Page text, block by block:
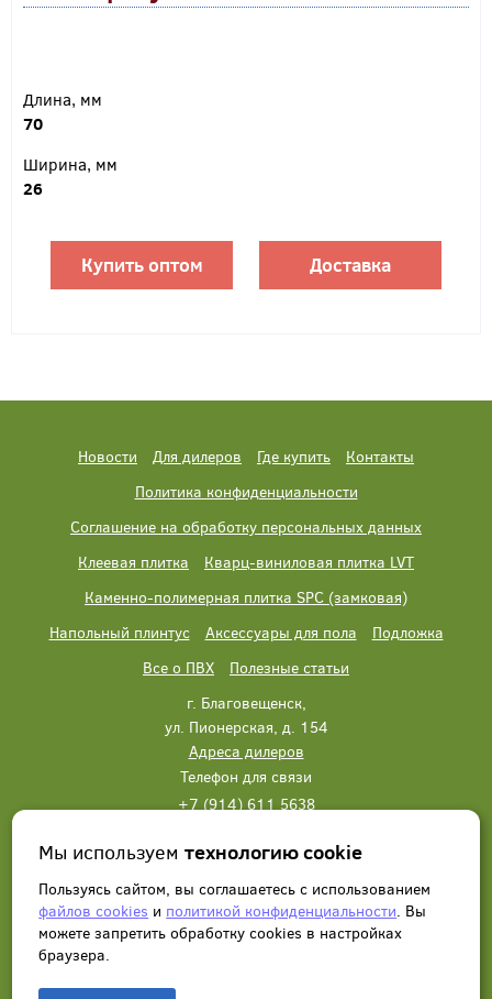
Длина, мм
70
Ширина, мм
26
Купить оптом Доставка
Новости Для дилеров Где купить
Контакты
Политика конфиденциальности
Соглашение на обработку персональных данных
Клеевая плитка
Кварц-виниловая плитка LVT
Каменно-полимерная плитка SPC (замковая)
Напольный плинтус
Аксессуары для пола
Подложка
Все о ПВХ
Полезные статьи
г. Благовещенск,
ул. Пионерская, д. 154
Адреса дилеров
Телефон для связи
+7 (914) 611 5638
Написать нам Заказать звонок
Мы используемтехнологию cookie
Пользуясь сайтом, вы соглашаетесь с использованием
файлов cookies и политикой конфиденциальности. Вы
можете запретить обработку сookies в настройках
браузера.